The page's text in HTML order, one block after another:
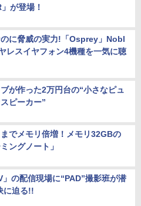
が登場！
に脅威の実力!「Osprey」Nobl
レスイヤフォン4機種を一気に聴
が作った2万円台の“小さなピュ
ピーカー”
でメモリ倍増！メモリ32GBの
ングノート」
」の配信現場に“PAD”撮影班が潜
に迫る!!